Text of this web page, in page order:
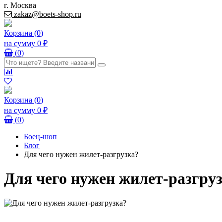
г. Москва
zakaz@boets-shop.ru
Корзина (0)
на сумму 0 ₽
(0)
Корзина (0)
на сумму 0 ₽
(0)
Боец-шоп
Блог
Для чего нужен жилет-разгрузка?
Для чего нужен жилет-